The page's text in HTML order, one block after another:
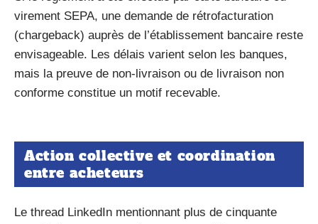
virement SEPA, une demande de rétrofacturation
(chargeback) auprès de l’établissement bancaire reste
envisageable. Les délais varient selon les banques,
mais la preuve de non-livraison ou de livraison non
conforme constitue un motif recevable.
Action collective et coordination
entre acheteurs
Le thread LinkedIn mentionnant plus de cinquante